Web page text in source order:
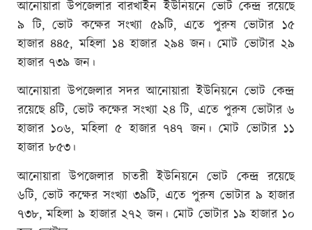
আনোয়ারা উপজেলার বারখাইন ইউনিয়নে ভোট কেন্দ্র রয়েছে
৯ টি, ভোট কক্ষের সংখ্যা ৫৯টি, এতে পুরুষ ভোটার ১৫
হাজার ৪৪৫, মহিলা ১৪ হাজার ২৯৪ জন। মোট ভোটার ২৯
হাজার ৭৩৯ জন।
আনোয়ারা উপজেলার সদর আনোয়ারা ইউনিয়নে ভোট কেন্দ্র
রয়েছে ৪টি, ভোট কক্ষের সংখ্যা ২৪ টি, এতে পুরুষ ভোটার ৬
হাজার ১০৬, মহিলা ৫ হাজার ৭৪৭ জন। মোট ভোটার ১১
হাজার ৮৫৩।
আনোয়ারা উপজেলার চাতরী ইউনিয়নে ভোট কেন্দ্র রয়েছে
৬টি, ভোট কক্ষের সংখ্যা ৩৯টি, এতে পুরুষ ভোটার ৯ হাজার
৭৩৮, মহিলা ৯ হাজার ২৭২ জন। মোট ভোটার ১৯ হাজার ১০